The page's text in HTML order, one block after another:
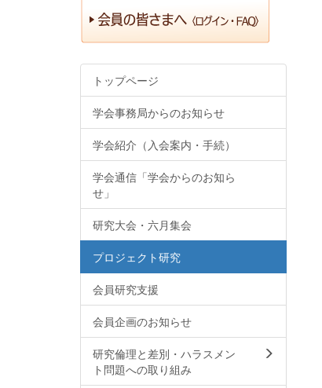
トップページ
学会事務局からのお知らせ
学会紹介（入会案内・手続）
学会通信「学会からのお知ら
せ」
研究大会・六月集会
プロジェクト研究
会員研究支援
会員企画のお知らせ
研究倫理と差別・ハラスメン
ト問題への取り組み